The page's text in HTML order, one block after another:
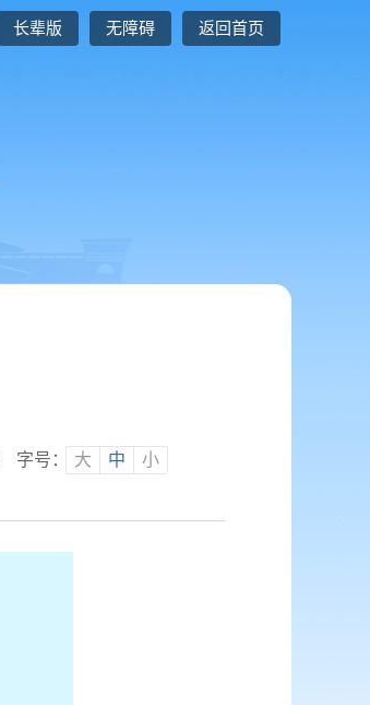
长辈版 无障碍 返回首页
字号： 大 中
小